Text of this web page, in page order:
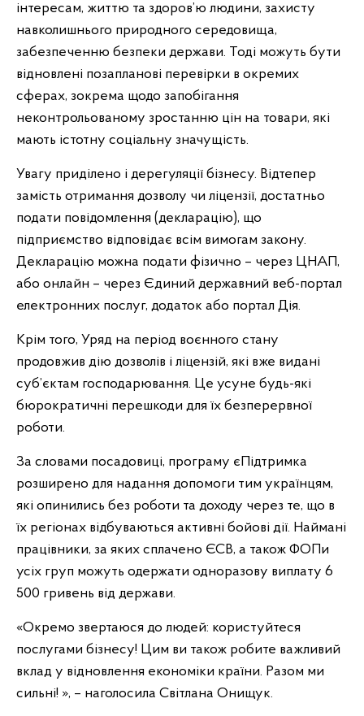
інтересам, життю та здоров’ю людини, захисту
навколишнього природного середовища,
забезпеченню безпеки держави. Тоді можуть бути
відновлені позапланові перевірки в окремих
сферах, зокрема щодо запобігання
неконтрольованому зростанню цін на товари, які
мають істотну соціальну значущість.
Увагу приділено і дерегуляції бізнесу. Відтепер
замість отримання дозволу чи ліцензії, достатньо
подати повідомлення (декларацію), що
підприємство відповідає всім вимогам закону.
Декларацію можна подати фізично – через ЦНАП,
або онлайн – через Єдиний державний веб-портал
електронних послуг, додаток або портал Дія.
Крім того, Уряд на період воєнного стану
продовжив дію дозволів і ліцензій, які вже видані
суб’єктам господарювання. Це усуне будь-які
бюрократичні перешкоди для їх безперервної
роботи.
За словами посадовиці, програму єПідтримка
розширено для надання допомоги тим українцям,
які опинились без роботи та доходу через те, що в
їх регіонах відбуваються активні бойові дії. Наймані
працівники, за яких сплачено ЄСВ, а також ФОПи
усіх груп можуть одержати одноразову виплату 6
500 гривень від держави.
«Окремо звертаюся до людей: користуйтеся
послугами бізнесу! Цим ви також робите важливий
вклад у відновлення економіки країни. Разом ми
сильні! », – наголосила Світлана Онищук.